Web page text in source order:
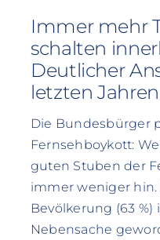
Immer mehr
schalten
Deutlicher
letzten Jahren
Die Bundesbürger
Fernsehboykott:
guten Stuben der
immer weniger hin.
Bevölkerung (63
Nebensache